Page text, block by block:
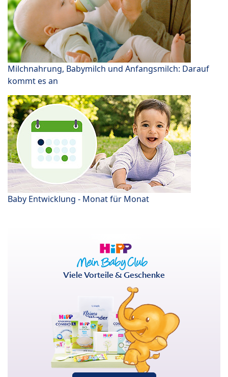
Milchnahrung, Babymilch und Anfangsmilch: Darauf
kommt es an
Baby Entwicklung - Monat für Monat
Viele Vorteile & Geschenke